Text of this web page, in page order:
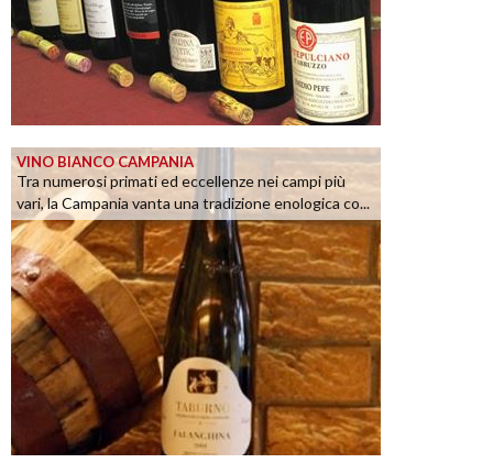
VINO BIANCO CAMPANIA
Tra numerosi primati ed eccellenze nei campi più
vari, la Campania vanta una tradizione enologica co...